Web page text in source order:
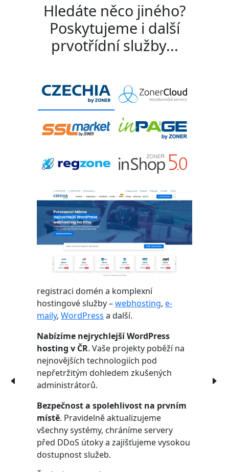
Hledáte něco jiného?
Poskytujeme i další
prvotřídní služby...
registraci domén a komplexní
hostingové služby –webhosting,e-
maily,WordPress a další.
Nabízíme nejrychlejší WordPress
hosting v ČR. Vaše projekty poběží na
nejnovějších technologiích pod
nepřetržitým dohledem zkušených
administrátorů.
Bezpečnost a spolehlivost na prvním
místě. Pravidelně aktualizujeme
všechny systémy, chráníme servery
před DDoS útoky a zajišťujeme vysokou
dostupnost služeb.